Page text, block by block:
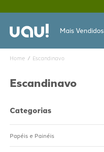
Mais Vendidos
Escandinavo
Escandinavo
Categorias
Papéis e Painéis